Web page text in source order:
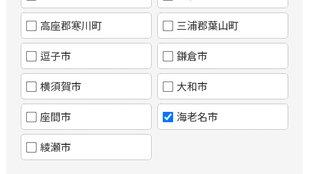
高座郡寒川町 三浦郡葉山町
逗子市 鎌倉市
横須賀市 大和市
座間市 海老名市
綾瀬市